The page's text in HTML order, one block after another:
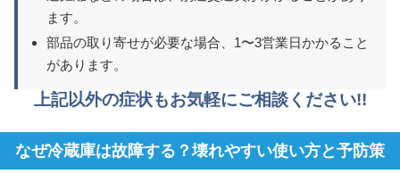
ます。
部品の取り寄せが必要な場合、1〜3営業日かかること
があります。
上記以外の症状もお気軽にご相談ください!!
なぜ冷蔵庫は故障する？壊れやすい使い方と予防策